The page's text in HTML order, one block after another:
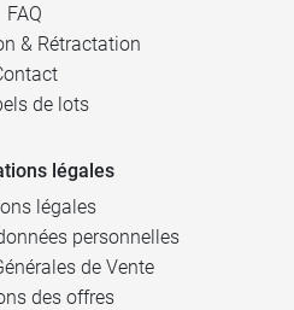
FAQ
& Rétractation
de lots
légales
légales
personnelles
de Vente
des offres